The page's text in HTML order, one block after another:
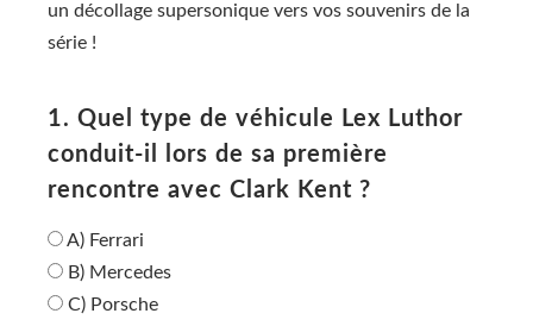
un décollage supersonique vers vos souvenirs de la
série !
1. Quel type de véhicule Lex Luthor
conduit-il lors de sa première
rencontre avec Clark Kent ?
A) Ferrari
B) Mercedes
C) Porsche